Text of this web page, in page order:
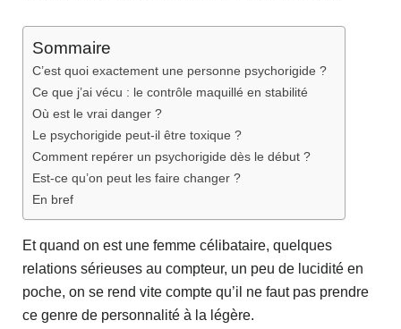
Sommaire
C’est quoi exactement une personne psychorigide ?
Ce que j’ai vécu : le contrôle maquillé en stabilité
Où est le vrai danger ?
Le psychorigide peut-il être toxique ?
Comment repérer un psychorigide dès le début ?
Est-ce qu’on peut les faire changer ?
En bref
Et quand on est une femme célibataire, quelques
relations sérieuses au compteur, un peu de lucidité en
poche, on se rend vite compte qu’il ne faut pas prendre
ce genre de personnalité à la légère.